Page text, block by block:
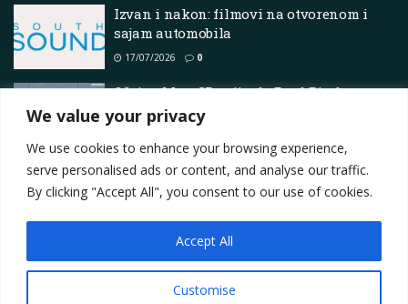
We value your privacy
We use cookies to enhance your browsing experience,
serve personalised ads or content, and analyse our traffic.
By clicking "Accept All", you consent to our use of cookies.
Customise
Accept All
Izvan i nakon: filmovi na otvorenom i
sajam automobila
17/07/2026 0
Očajna MotoGP zvijezda Brad Binder
otkriva šokantnu istinu o svom 15. mjestu
Contact
Privacy Policy
Terms Marketing i oglašavanje